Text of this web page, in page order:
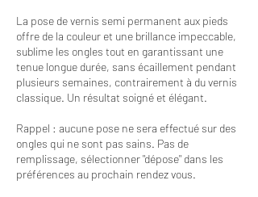
La pose de vernis semi permanent aux pieds
offre de la couleur et une brillance impeccable,
sublime les ongles tout en garantissant une
tenue longue durée, sans écaillement pendant
plusieurs semaines, contrairement à du vernis
classique. Un résultat soigné et élégant.
Rappel : aucune pose ne sera effectué sur des
ongles qui ne sont pas sains. Pas de
remplissage, sélectionner "dépose" dans les
préférences au prochain rendez vous.